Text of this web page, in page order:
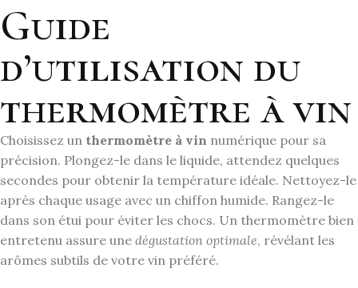
Guide
d’utilisation du
thermomètre à vin
Choisissez un thermomètre à vin numérique pour sa
précision. Plongez-le dans le liquide, attendez quelques
secondes pour obtenir la température idéale. Nettoyez-le
après chaque usage avec un chiffon humide. Rangez-le
dans son étui pour éviter les chocs. Un thermomètre bien
entretenu assure une dégustation optimale, révélant les
arômes subtils de votre vin préféré.